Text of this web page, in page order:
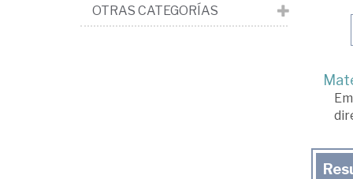
OTRAS CATEGORÍAS